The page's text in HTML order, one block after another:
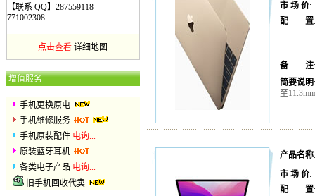
【联系 QQ】287559118
771002308
点击查看 详细地图
增值服务
手机更换原电
手机维修服务
手机原装配件 电询...
原装蓝牙耳机
各类电子产品 电询...
旧手机回收代卖
市 场 价
配 置:
备 注:
简要说明
至
产品名称
市 场 价
配 置: